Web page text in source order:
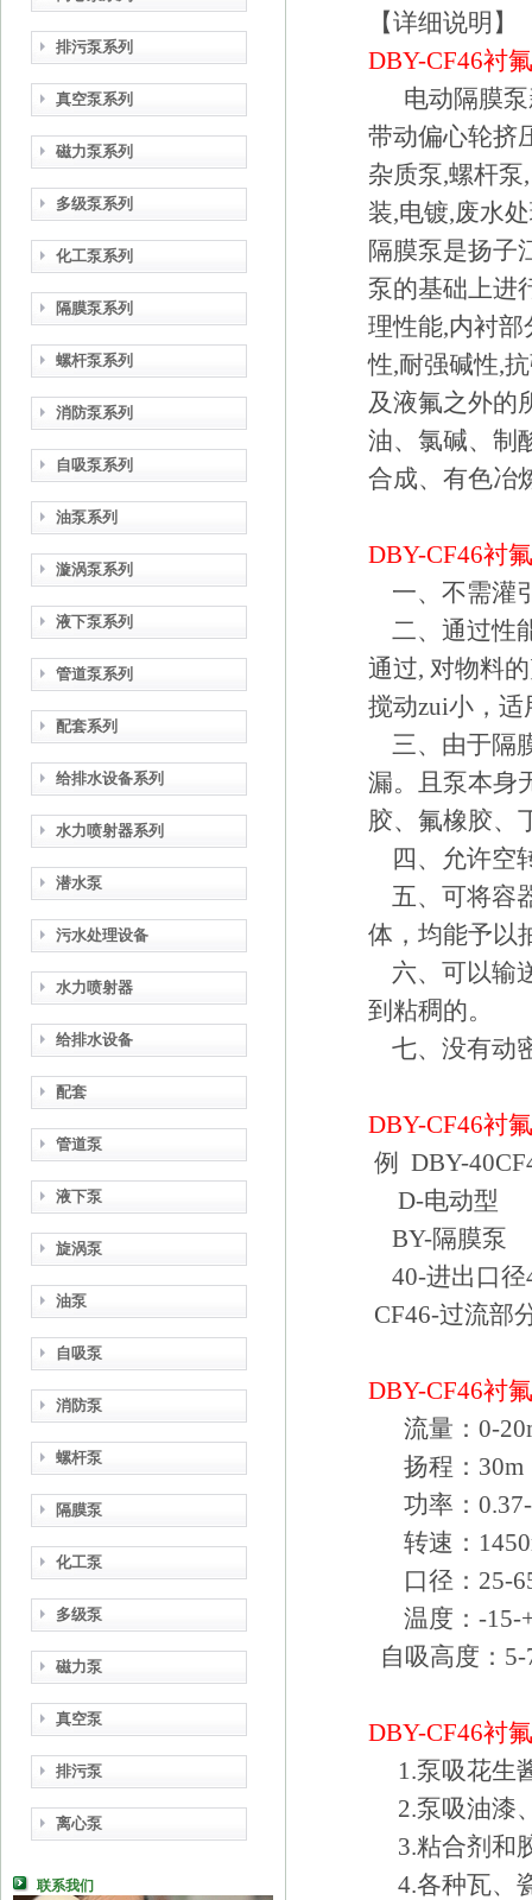
排污泵系列
真空泵系列
磁力泵系列
多级泵系列
化工泵系列
隔膜泵系列
螺杆泵系列
消防泵系列
自吸泵系列
油泵系列
漩涡泵系列
液下泵系列
管道泵系列
配套系列
给排水设备系列
水力喷射器系列
潜水泵
污水处理设备
水力喷射器
给排水设备
配套
管道泵
液下泵
旋涡泵
油泵
自吸泵
消防泵
螺杆泵
隔膜泵
化工泵
多级泵
磁力泵
真空泵
排污泵
离心泵
联系我们
【详细说明】
DBY-CF46衬
电动隔膜泵
带动偏心轮挤
杂质泵,螺杆
装,电镀,废水
隔膜泵是扬子
泵的基础上进
理性能,内衬
性,耐强碱性,
及液氟之外的
油、氯碱、制
合成、有色冶
DBY-CF46衬
一、不需灌
二、通过性
通过, 对物料
搅动zui小，
三、由于隔
漏。且泵本身
胶、氟橡胶、
四、允许空
五、可将容
体，均能予以
六、可以输
到粘稠的。
七、没有动
DBY-CF46衬
例 DBY-
D-电动型
BY-隔膜泵
40-进出口径
CF46-过流部
DBY-CF46衬
流量：0-
扬程：30m
功率：0.37-
转速：
口径：25-
温度：-15-
自吸高度：5-
DBY-CF46衬
1.泵吸花生
2.泵吸油漆
3.粘合剂和
4.各种瓦、